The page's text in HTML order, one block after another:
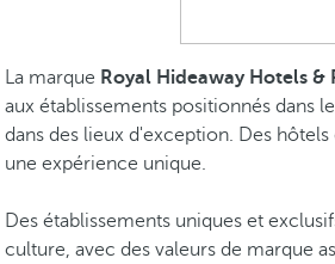
La marque Royal Hideaway Hotels &
aux établissements positionnés dans
dans des lieux d'exception. Des hôtels
une expérience unique.
Des établissements uniques et
culture, avec des valeurs de marque